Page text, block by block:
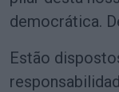
democrática.
Estão